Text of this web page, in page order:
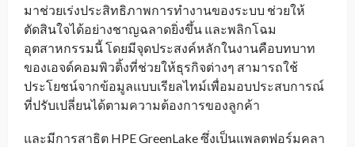
มาช่วยเร่งประสิทธิภาพการทำงานของระบบ ช่วยให้
ตัดสินใจได้อย่างชาญฉลาดยิ่งขึ้น และพลิกโฉม
อุตสาหกรรมนี้ โดยมีจุดประสงค์หลักในงานคือบทบาท
ของเอจด์คอมพิวติ้งที่ช่วยให้ธุรกิจต่างๆ สามารถใช้
ประโยชน์จากข้อมูลแบบเรียลไทม์เพื่อมอบประสบการณ์
ที่ปรับเปลี่ยนได้ตามความต้องการของลูกค้า
และมีการสาธิต HPE GreenLake ซึ่งเป็นแพลตฟอร์มคลา